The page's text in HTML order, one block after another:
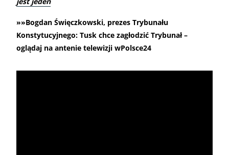
»»Bogdan Święczkowski, prezes Trybunału
Konstytucyjnego: Tusk chce zagłodzić Trybunał –
oglądaj na antenie telewizji wPolsce24